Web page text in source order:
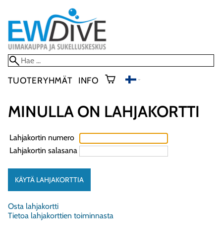
TUOTERYHMÄT INFO
MINULLA ON LAHJAKORTTI
Lahjakortin numero
Lahjakortin salasana
Osta lahjakortti
Tietoa lahjakorttien toiminnasta